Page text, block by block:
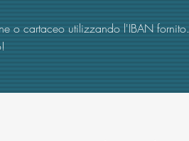
o cartaceo utilizzando l'IBAN fornito.